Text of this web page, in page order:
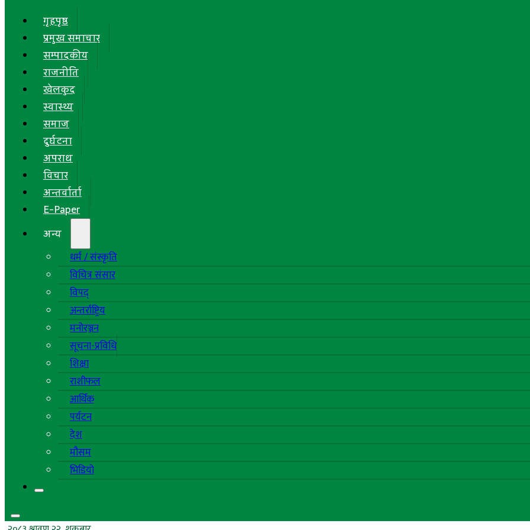
गृहपृष्ठ
प्रमुख समाचार
सम्पादकीय
राजनीति
खेलकुद
स्वास्थ्य
समाज
दुर्घटना
अपराध
विचार
अन्तर्वार्ता
E-Paper
अन्य
धर्म / संस्कृति
विचित्र संसार
विपद्
अन्तर्राष्ट्रिय
मनोरञ्जन
सूचना-प्रविधि
शिक्षा
राशीफल
आर्थिक
पर्यटन
देश
मौसम
भिडियो